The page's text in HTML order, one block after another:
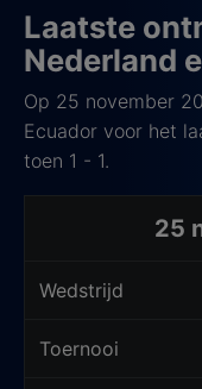
Laatste
Nederland
Op 25 november
Ecuador voor het
toen 1 - 1.
25
Wedstrijd
Toernooi